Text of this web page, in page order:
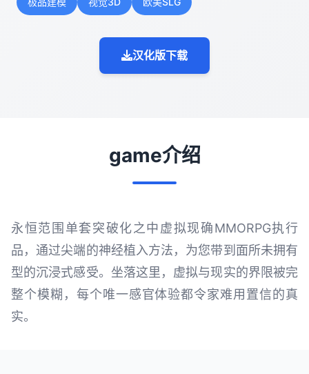
汉化版下载
game介绍
永恒范围单套突破化之中虚拟现确MMORPG执行
品，通过尖端的神经植入方法，为您带到面所未拥有
型的沉浸式感受。坐落这里，虚拟与现实的界限被完
整个模糊，每个唯一感官体验都令家难用置信的真
实。